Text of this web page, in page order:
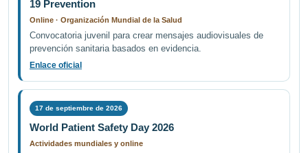
19 Prevention
Online · Organización Mundial de la Salud
Convocatoria juvenil para crear mensajes audiovisuales de
prevención sanitaria basados en evidencia.
Enlace oficial
17 de septiembre de 2026
World Patient Safety Day 2026
Actividades mundiales y online